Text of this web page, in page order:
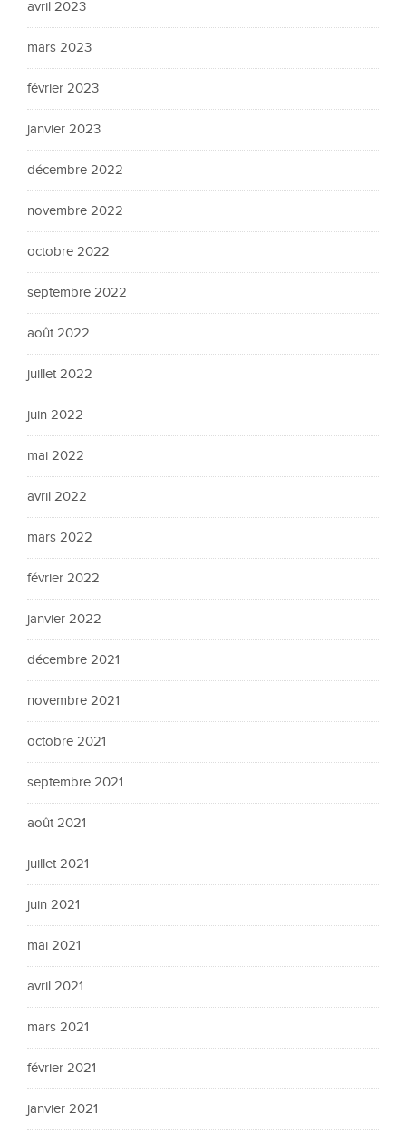
avril 2023
mars 2023
février 2023
janvier 2023
décembre 2022
novembre 2022
octobre 2022
septembre 2022
août 2022
juillet 2022
juin 2022
mai 2022
avril 2022
mars 2022
février 2022
janvier 2022
décembre 2021
novembre 2021
octobre 2021
septembre 2021
août 2021
juillet 2021
juin 2021
mai 2021
avril 2021
mars 2021
février 2021
janvier 2021